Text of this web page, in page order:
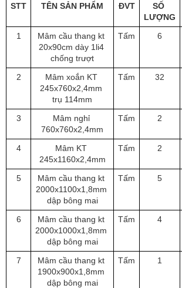
STT
TÊN SẢN PHẨM ĐVT
SỐ
LƯỢNG
1
Mâm cầu thang kt
20x90cm dày 1li4
chống trượt
Tấm 6
2
Mâm xoắn KT
245x760x2,4mm
trụ 114mm
Tấm 32
3
Mâm nghỉ
760x760x2,4mm
Tấm 2
4
Mâm KT
245x1160x2,4mm
Tấm 2
5
Mâm cầu thang kt
2000x1100x1,8mm
dập bông mai
Tấm 5
6
Mâm cầu thang kt
2000x1000x1,8mm
dập bông mai
Tấm 4
7
Mâm cầu thang kt
1900x900x1,8mm
dập bông mai
Tấm 1